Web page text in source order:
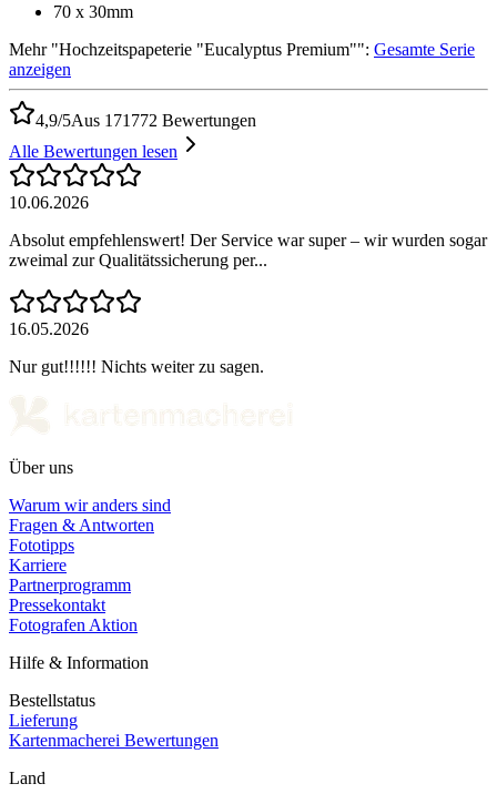
70 x 30mm
Mehr"Hochzeitspapeterie "Eucalyptus Premium"": Gesamte Serie
anzeigen
4,9/5Aus 171772 Bewertungen
Alle Bewertungen lesen
10.06.2026
Absolut empfehlenswert! Der Service war super – wir wurden sogar
zweimal zur Qualitätssicherung per...
16.05.2026
Nur gut!!!!!! Nichts weiter zu sagen.
Über uns
Warum wir anders sind
Fragen & Antworten
Fototipps
Karriere
Partnerprogramm
Pressekontakt
Fotografen Aktion
Hilfe & Information
Bestellstatus
Lieferung
Kartenmacherei Bewertungen
Land